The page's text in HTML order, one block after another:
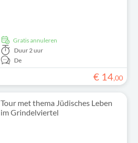
Gratis annuleren
Duur 2 uur
De
€ 14,00
Tour met thema Jüdisches Leben
im Grindelviertel